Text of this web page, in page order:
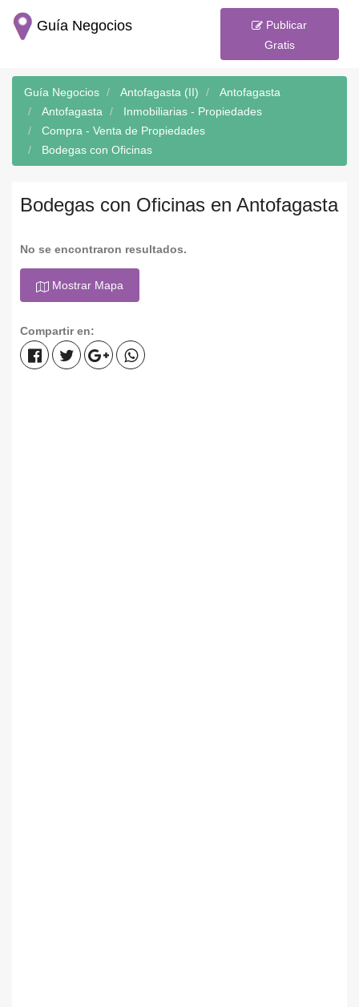
Guía Negocios
Publicar
Gratis
Guía Negocios Antofagasta (II)
Antofagasta
Antofagasta
Inmobiliarias - Propiedades
Compra - Venta de Propiedades
Bodegas con Oficinas
Bodegas con Oficinas en Antofagasta
No se encontraron resultados.
Mostrar Mapa
Compartir en: